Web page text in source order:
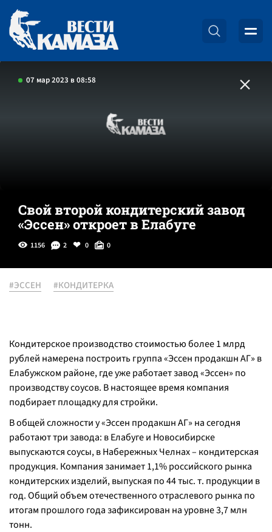
07 мар 2023 в 08:58
Свой второй кондитерский завод
«Эссен» откроет в Елабуге
1156 2 0 0
#ЭССЕН #КОНДИТЕРКА
Кондитерское производство стоимостью более 1 млрд
рублей намерена построить группа «Эссен продакшн АГ» в
Елабужском районе, где уже работает завод «Эссен» по
производству соусов. В настоящее время компания
подбирает площадку для стройки.
В общей сложности у «Эссен продакшн АГ» на сегодня
работают три завода: в Елабуге и Новосибирске
выпускаются соусы, в Набережных Челнах – кондитерская
продукция. Компания занимает 1,1% российского рынка
кондитерских изделий, выпуская по 44 тыс. т. продукции в
год. Общий объем отечественного отраслевого рынка по
итогам прошлого года зафиксирован на уровне 3,7 млн
тонн.